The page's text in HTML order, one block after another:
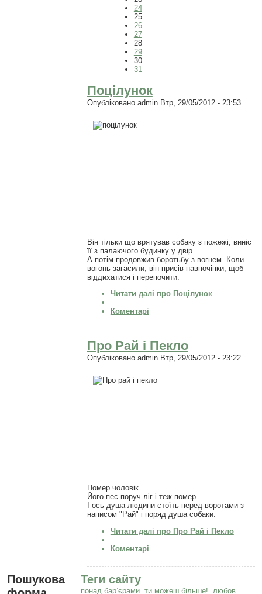
24
25
26
27
28
29
30
31
Поцілунок
Опубліковано adminВтр, 29/05/2012 - 23:53
Він тільки що врятував собаку з пожежі, виніс
її з палаючого будинку у двір.
А потім продовжив боротьбу з вогнем. Коли
вогонь загасили, він присів навпочіпки, щоб
віддихатися і перепочити.
Читати далі про Поцілунок
Коментарі
Про Рай і Пекло
Опубліковано adminВтр, 29/05/2012 - 23:22
Помер чоловік.
Його пес поруч ліг і теж помер.
І ось душа людини стоїть перед воротами з
написом "Рай" і поряд душа собаки.
Читати далі про Про Рай і Пекло
Коментарі
Пошукова
Теги сайту
понад бар’єрами ти можеш більше! любов